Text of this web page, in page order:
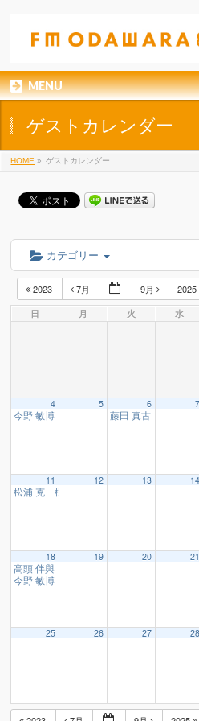
MENU
ゲストカレンダー
HOME » ゲストカレンダー
カテゴリー
2023 7月 9月
2025
日
月 火 水
4
今野 敏博 様
5 6
藤田 真古 様、高
7
11
松浦 克 様
12 13 14
18
高頭 伴與 様
今野 敏博 様
19 20 21
25 26 27 28